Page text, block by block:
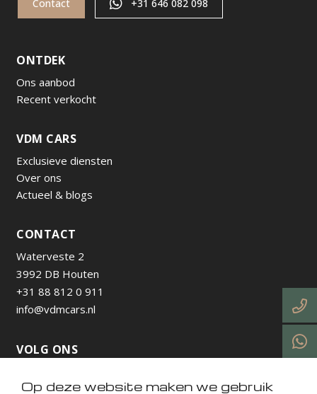
Contact +31 646 082 098
ONTDEK
Ons aanbod
Recent verkocht
VDM CARS
Exclusieve diensten
Over ons
Actueel & blogs
CONTACT
Waterveste 2
3992 DB Houten
+31 88 812 0 911
info@vdmcars.nl
VOLG ONS
Op deze website maken we gebruik